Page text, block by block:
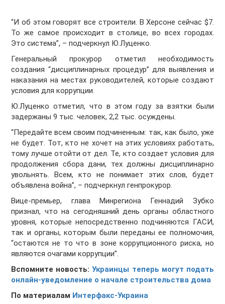
“И об этом говорят все строители. В Херсоне сейчас $7.
То же самое происходит в столице, во всех городах.
Это система”, – подчеркнул Ю.Луценко.
Генеральный прокурор отметил необходимость
создания “дисциплинарных процедур” для выявления и
наказания на местах руководителей, которые создают
условия для коррупции.
Ю.Луценко отметил, что в этом году за взятки были
задержаны 9 тыс. человек, 2,2 тыс. осуждены.
“Передайте всем своим подчиненным: так, как было, уже
не будет. Тот, кто не хочет на этих условиях работать,
тому лучше отойти от дел. Те, кто создает условия для
продолжения сбора дани, тех должны дисциплинарно
увольнять. Всем, кто не понимает этих слов, будет
объявлена война”, – подчеркнул генпрокурор.
Вице-премьер, глава Минрегиона Геннадий Зубко
признал, что на сегодняшний день органы областного
уровня, которые непосредственно подчиняются ГАСИ,
так и органы, которым были переданы ее полномочия,
“остаются не то что в зоне коррупционного риска, но
являются очагами коррупции”.
Вспомните новость:Украинцы теперь могут подать
онлайн-уведомление о начале строительства дома
По материалам Интерфакс-Украина